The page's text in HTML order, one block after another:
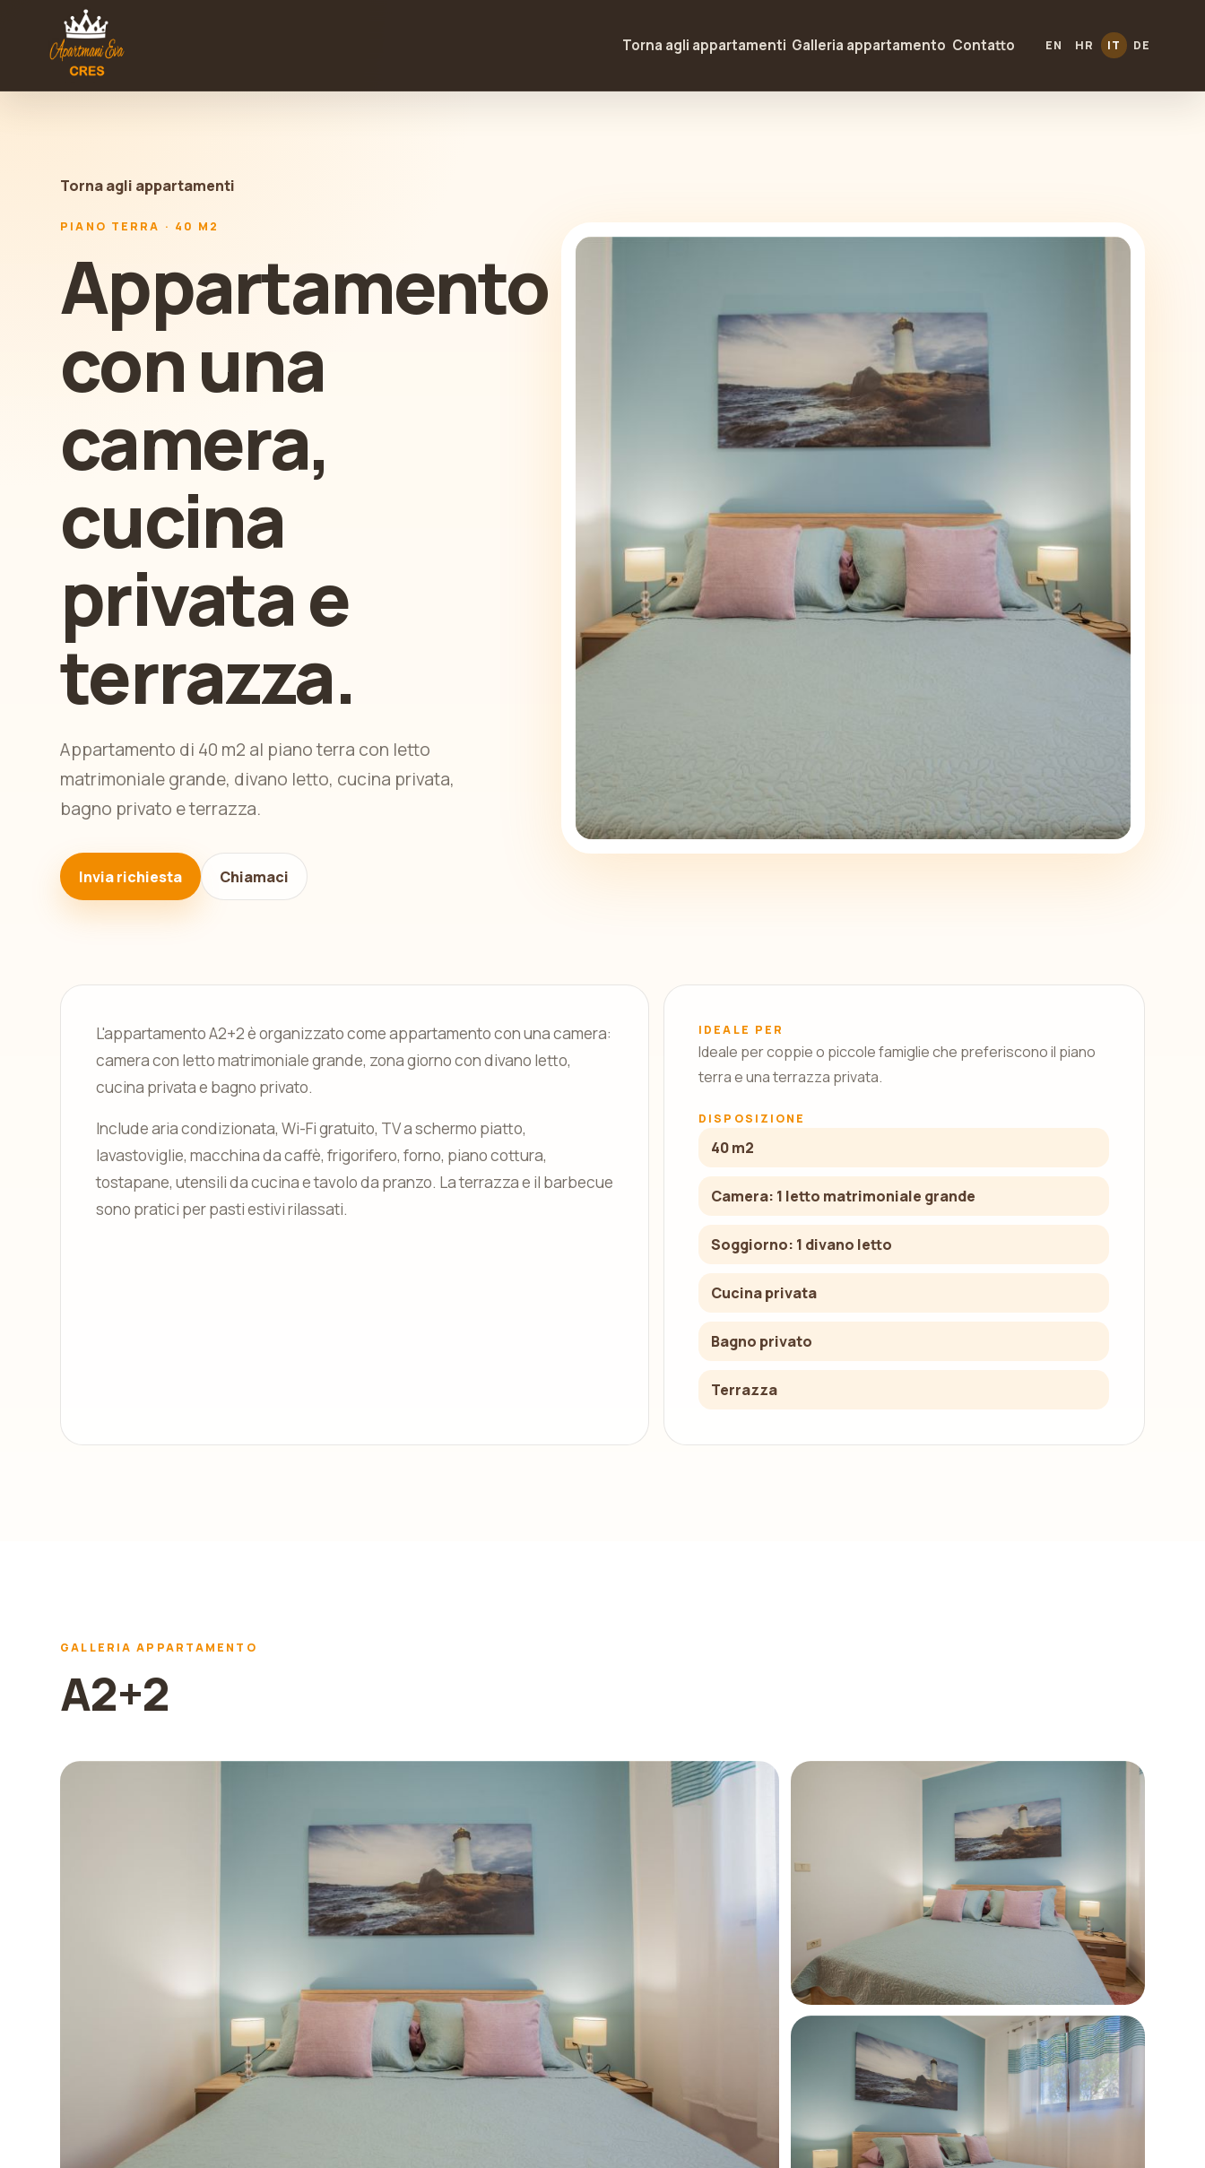
Torna agli appartamenti Galleria appartamento Contatto EN HR IT DE
Torna agli appartamenti
PIANO TERRA · 40 M2
Appartamento
con una
camera,
cucina
privata e
terrazza.
Appartamento di 40 m2 al piano terra con letto
matrimoniale grande, divano letto, cucina privata,
bagno privato e terrazza.
Invia richiesta Chiamaci
L'appartamento A2+2 è organizzato come appartamento con una camera:
camera con letto matrimoniale grande, zona giorno con divano letto,
cucina privata e bagno privato.
Include aria condizionata, Wi-Fi gratuito, TV a schermo piatto,
lavastoviglie, macchina da caffè, frigorifero, forno, piano cottura,
tostapane, utensili da cucina e tavolo da pranzo. La terrazza e il barbecue
sono pratici per pasti estivi rilassati.
IDEALE PER
Ideale per coppie o piccole famiglie che preferiscono il piano
terra e una terrazza privata.
DISPOSIZIONE
40 m2
Camera: 1 letto matrimoniale grande
Soggiorno: 1 divano letto
Cucina privata
Bagno privato
Terrazza
GALLERIA APPARTAMENTO
A2+2